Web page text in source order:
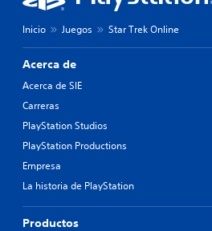
Inicio Juegos Star Trek Online
Acerca de
Acerca de SIE
Carreras
PlayStation Studios
PlayStation Productions
Empresa
La historia de PlayStation
Productos